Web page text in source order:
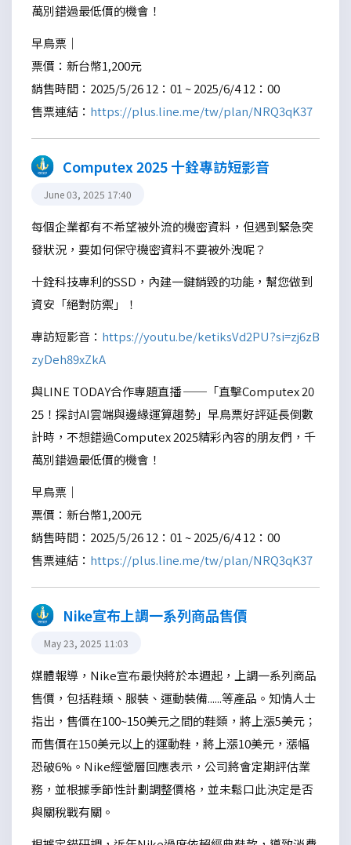
萬別錯過最低價的機會！
早鳥票｜
票價：新台幣1,200元
銷售時間：2025/5/26 12：01 ~ 2025/6/4 12：00
售票連結： https://plus.line.me/tw/plan/NRQ3qK37
Computex 2025 十銓專訪短影音
June 03, 2025 17:40
每個企業都有不希望被外流的機密資料，但遇到緊急突
發狀況，要如何保守機密資料不要被外洩呢？
十銓科技專利的SSD，內建一鍵銷毀的功能，幫您做到
資安「絕對防禦」！
專訪短影音： https://youtu.be/ketiksVd2PU?si=zj6zB
zyDeh89xZkA
與LINE TODAY合作專題直播 ──「直擊Computex 20
25！探討AI雲端與邊緣運算趨勢」早鳥票好評延長倒數
計時，不想錯過Computex 2025精彩內容的朋友們，千
萬別錯過最低價的機會！
早鳥票｜
票價：新台幣1,200元
銷售時間：2025/5/26 12：01 ~ 2025/6/4 12：00
售票連結： https://plus.line.me/tw/plan/NRQ3qK37
Nike宣布上調一系列商品售價
May 23, 2025 11:03
媒體報導，Nike宣布最快將於本週起，上調一系列商品
售價，包括鞋類、服裝、運動裝備......等產品。知情人士
指出，售價在100~150美元之間的鞋類，將上漲5美元；
而售價在150美元以上的運動鞋，將上漲10美元，漲幅
恐破6%。Nike經營層回應表示，公司將會定期評估業
務，並根據季節性計劃調整價格，並未鬆口此決定是否
與關稅戰有關。